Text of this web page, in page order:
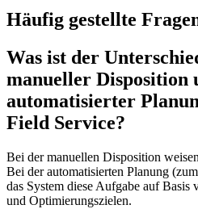
Häufig gestellte
Was ist der
manueller Disposition
automatisierter
Field Service?
Bei der manuellen Disposition
Bei der automatisierten Planung
das System diese Aufgabe auf
und Optimierungszielen.